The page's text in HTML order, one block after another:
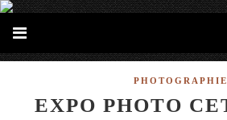
PHOTOGRAPHIE
EXPO PHOTO